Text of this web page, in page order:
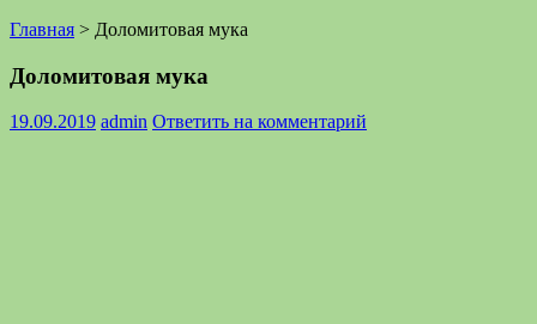
Главная > Доломитовая мука
Доломитовая мука
19.09.2019 admin Ответить на комментарий